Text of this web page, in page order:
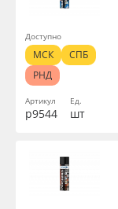
Артикул
р9544
Ед.
шт
Доступно
МСК
СПБ
РНД